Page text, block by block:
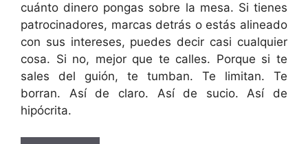
cuánto dinero pongas sobre la mesa. Si tienes
patrocinadores, marcas detrás o estás alineado
con sus intereses, puedes decir casi cualquier
cosa. Si no, mejor que te calles. Porque si te
sales del guión, te tumban. Te limitan. Te
borran. Así de claro. Así de sucio. Así de
hipócrita.